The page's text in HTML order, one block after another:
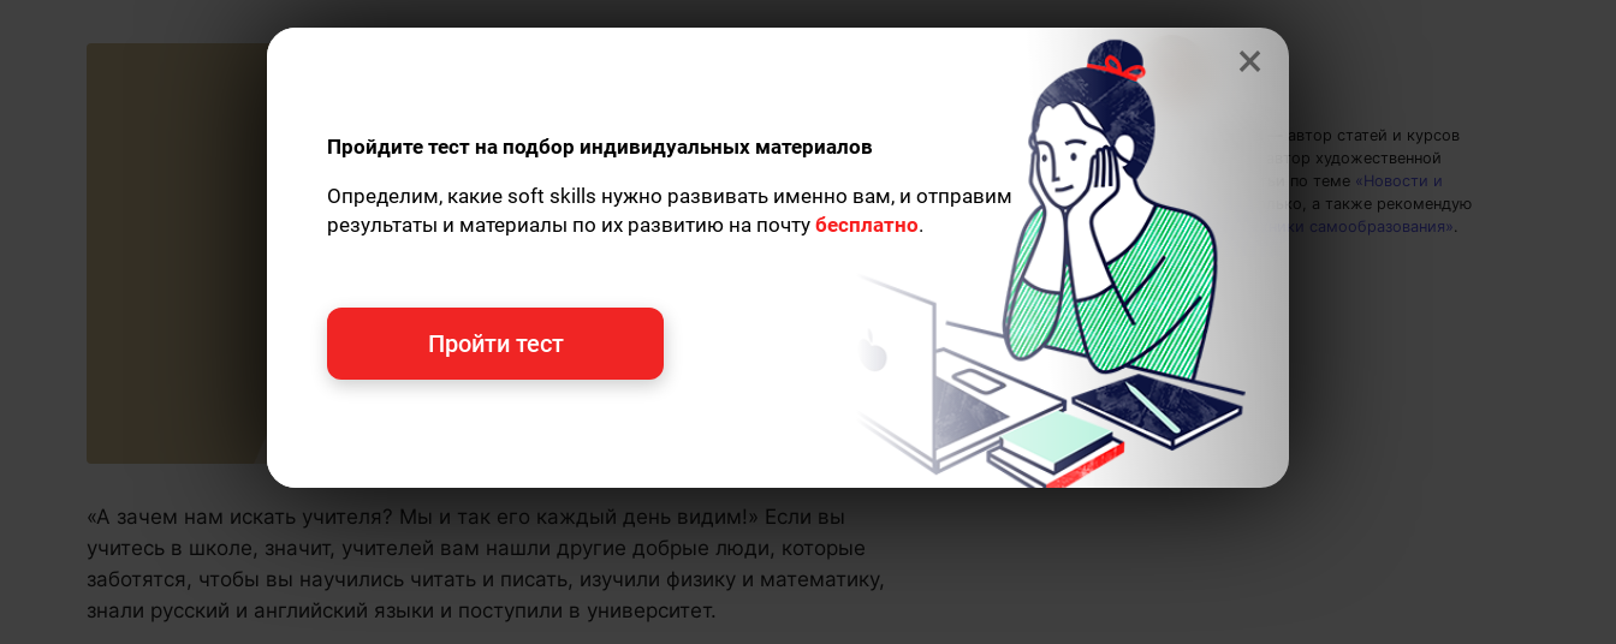
Ольга Обломова
— автор статей и курсов
4brain, писатель, автор художественной
прозы.
Пишу статьи по теме «Новости и
события»
и не только, а также рекомендую
курс«Лучшие техники самообразования».
«А зачем нам искать учителя? Мы и так его каждый день видим!» Если вы
учитесь в школе, значит, учителей вам нашли другие добрые люди, которые
заботятся, чтобы вы научились читать и писать, изучили физику и математику,
знали русский и английский языки и поступили в университет.
×
Пройдите тест на подбор индивидуальных материалов
Определим, какие soft skills нужно развивать именно вам, и отправим
результаты и материалы по их развитию на почту бесплатно.
Пройти тест